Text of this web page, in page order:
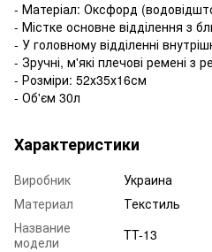
- Матеріал: Оксфорд
- Містке основне відділення з
- У головному відділенні
- Зручні, м'які плечові ремені з
- Розміри: 52х35х16см
- Об'єм 30л
Характеристики
Виробник
Украина
Материал
Текстиль
Название
модели
TT-13